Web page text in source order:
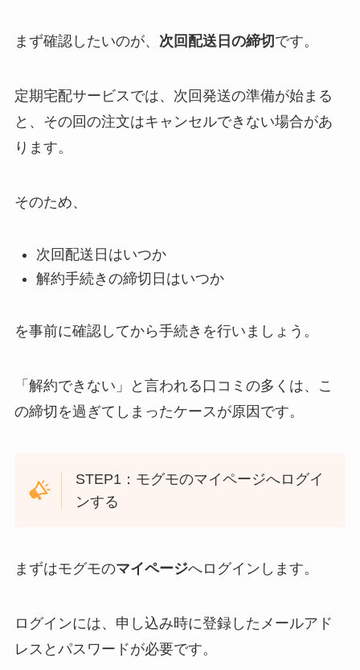
まず確認したいのが、 次回配送日の締切 です。
定期宅配サービスでは、次回発送の準備が始まる
と、その回の注文はキャンセルできない場合があ
ります。
そのため、
次回配送日はいつか
解約手続きの締切日はいつか
を事前に確認してから手続きを行いましょう。
「解約できない」と言われる口コミの多くは、こ
の締切を過ぎてしまったケースが原因です。
STEP1：モグモのマイページへログイ
ンする
まずはモグモのマイページへログインします。
ログインには、申し込み時に登録したメールアド
レスとパスワードが必要です。